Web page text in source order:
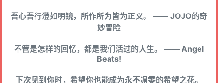
吾心吾行澄如明镜，所作所为皆为正义。 —— JOJO的奇
妙冒险
不管是怎样的回忆，都是我们活过的人生。 —— Angel
Beats!
下次见到你时，希望你也能成为永不凋零的希望之花。